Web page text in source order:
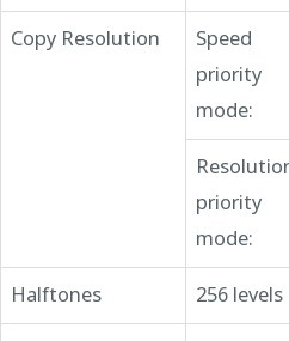
Copy Resolution
Speed
priority
mode:
priority
mode:
Halftones
256 levels